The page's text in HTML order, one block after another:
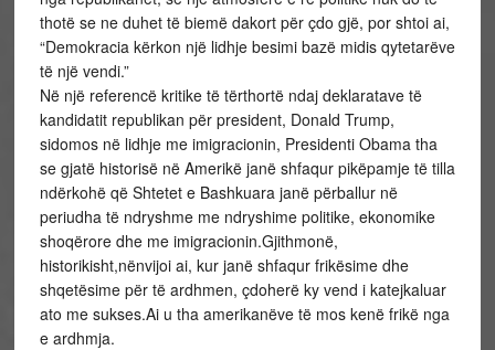
thotë se ne duhet të biemë dakort për çdo gjë, por shtoi ai,
“Demokracia kërkon një lidhje besimi bazë midis qytetarëve
të një vendi.”
Në një referencë kritike të tërthortë ndaj deklaratave të
kandidatit republikan për president, Donald Trump,
sidomos në lidhje me imigracionin, Presidenti Obama tha
se gjatë historisë në Amerikë janë shfaqur pikëpamje të tilla
ndërkohë që Shtetet e Bashkuara janë përballur në
periudha të ndryshme me ndryshime politike, ekonomike
shoqërore dhe me imigracionin.Gjithmonë,
historikisht,nënvijoi ai, kur janë shfaqur frikësime dhe
shqetësime për të ardhmen, çdoherë ky vend i katejkaluar
ato me sukses.Ai u tha amerikanëve të mos kenë frikë nga
e ardhmja.